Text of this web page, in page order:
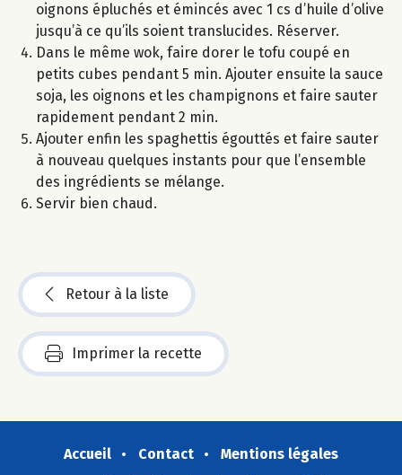
oignons épluchés et émincés avec 1 cs d’huile d’olive
jusqu’à ce qu’ils soient translucides. Réserver.
Dans le même wok, faire dorer le tofu coupé en
petits cubes pendant 5 min. Ajouter ensuite la sauce
soja, les oignons et les champignons et faire sauter
rapidement pendant 2 min.
Ajouter enfin les spaghettis égouttés et faire sauter
à nouveau quelques instants pour que l’ensemble
des ingrédients se mélange.
Servir bien chaud.
Retour à la liste
Imprimer la recette
Accueil Contact
Mentions légales